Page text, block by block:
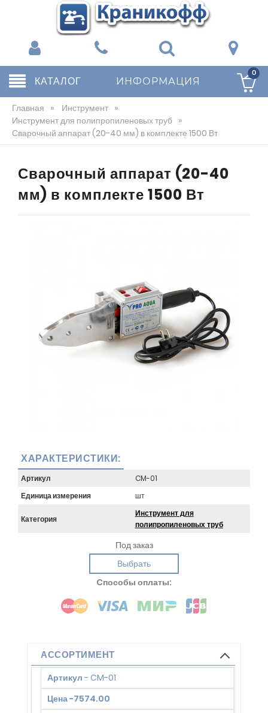
КАТАЛОГ ИНФОРМАЦИЯ
0
Главная » Инструмент »
Инструмент для полипропиленовых труб »
Сварочный аппарат (20-40 мм) в комплекте 1500 Вт
Сварочный аппарат (20-40
мм) в комплекте 1500 Вт
ХАРАКТЕРИСТИКИ:
Артикул
CM-01
Единица измерения
шт
Категория
Инструмент для
полипропиленовых труб
Под заказ
Выбрать
Cпособы оплаты:
АССОРТИМЕНТ
Артикул - CM-01
Цена-7574.00